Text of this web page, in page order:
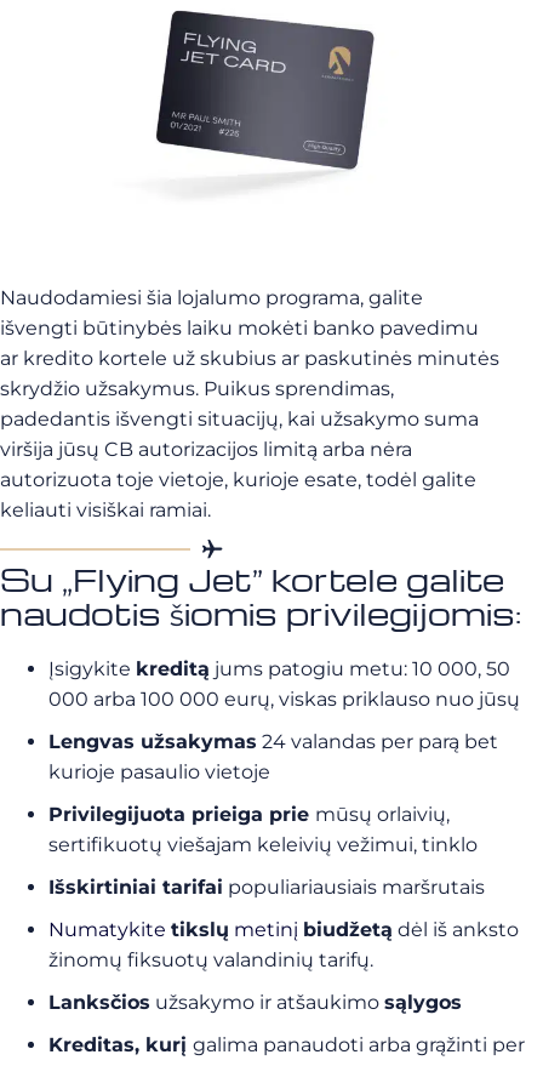
Naudodamiesi šia lojalumo programa, galite
išvengti būtinybės laiku mokėti banko pavedimu
ar kredito kortele už skubius ar paskutinės minutės
skrydžio užsakymus. Puikus sprendimas,
padedantis išvengti situacijų, kai užsakymo suma
viršija jūsų CB autorizacijos limitą arba nėra
autorizuota toje vietoje, kurioje esate, todėl galite
keliauti visiškai ramiai.
Su „Flying Jet” kortele galite
naudotis šiomis privilegijomis:
Įsigykite kreditą jums patogiu metu: 10 000, 50
000 arba 100 000 eurų, viskas priklauso nuo jūsų
Lengvas užsakymas 24 valandas per parą bet
kurioje pasaulio vietoje
Privilegijuota prieiga prie mūsų orlaivių,
sertifikuotų viešajam keleivių vežimui, tinklo
Išskirtiniai tarifai populiariausiais maršrutais
Numatykite tikslų metinį biudžetą dėl iš anksto
žinomų fiksuotų valandinių tarifų.
Lanksčios užsakymo ir atšaukimo sąlygos
Kreditas, kurį galima panaudoti arba grąžinti per